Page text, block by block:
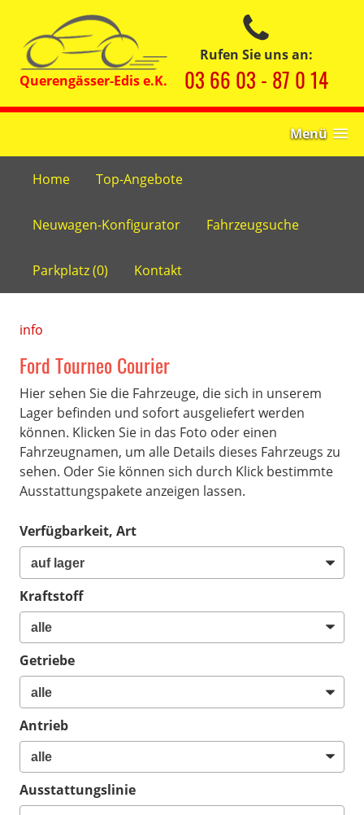
Rufen Sie uns an:
03 66 03 - 87 0 14
Menü
Home Top-Angebote
Neuwagen-Konfigurator Fahrzeugsuche
Parkplatz (0) Kontakt
info
Ford Tourneo Courier
Hier sehen Sie die Fahrzeuge, die sich in unserem
Lager befinden und sofort ausgeliefert werden
können. Klicken Sie in das Foto oder einen
Fahrzeugnamen, um alle Details dieses Fahrzeugs zu
sehen. Oder Sie können sich durch Klick bestimmte
Ausstattungspakete anzeigen lassen.
Verfügbarkeit, Art
Kraftstoff
Getriebe
Antrieb
Ausstattungslinie